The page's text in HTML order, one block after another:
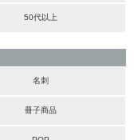
50代以上
名刺
冊子商品